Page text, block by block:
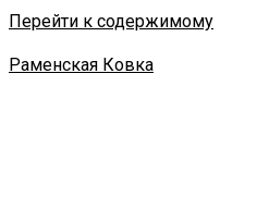
Перейти к содержимому
Раменская Ковка